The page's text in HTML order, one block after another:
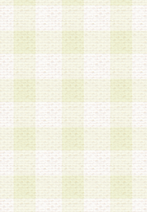
会員として本サー
を付与します。
3.会員は、会員登
いかなる虚偽の申
4.会員は、複数の
いものとします。
第4条 ログインID
1.会員は、会員登
加する際には、前
スワードを使用す